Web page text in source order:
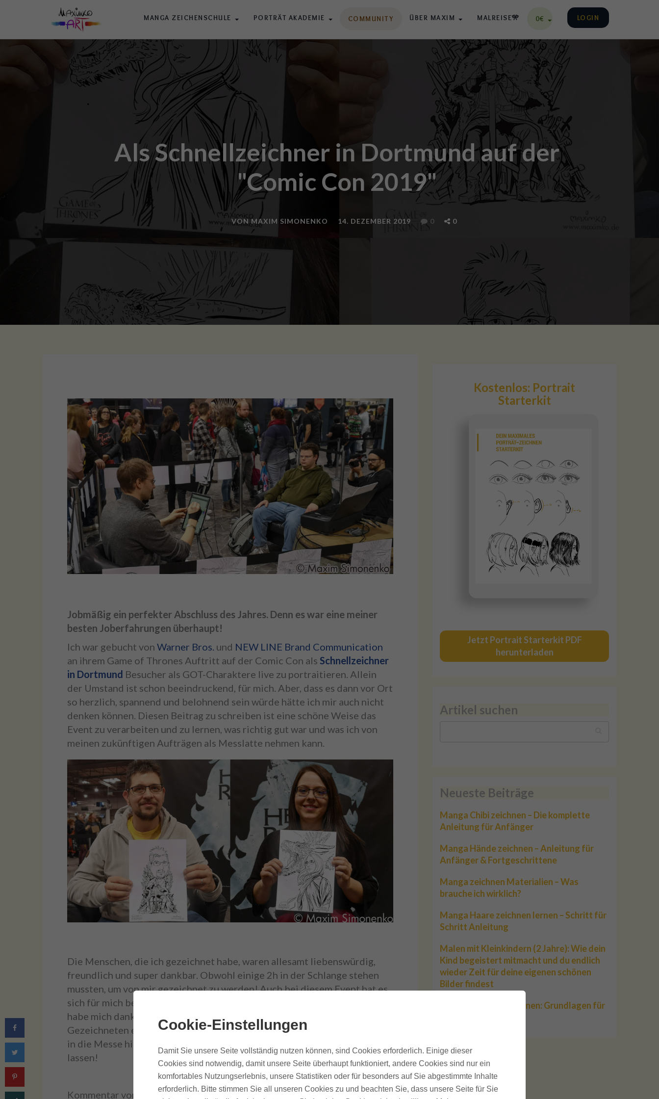
MANGA ZEICHENSCHULE PORTRÄT AKADEMIE COMMUNITY ÜBER MAXIM MALREISE🎌 0€ LOGIN
Als Schnellzeichner in Dortmund auf der
"Comic Con 2019"
VON MAXIM SIMONENKO 14. DEZEMBER 2019 0 0
Jobmäßig ein perfekter Abschluss des Jahres. Denn es war eine meiner
besten Joberfahrungen überhaupt!
Ich war gebucht von Warner Bros. und NEW LINE Brand Communication
an ihrem Game of Thrones Auftritt auf der Comic Con als Schnellzeichner
in Dortmund Besucher als GOT-Charaktere live zu portraitieren. Allein
der Umstand ist schon beeindruckend, für mich. Aber, dass es dann vor Ort
so herzlich, spannend und belohnend sein würde hätte ich mir auch nicht
denken können. Diesen Beitrag zu schreiben ist eine schöne Weise das
Event zu verarbeiten und zu lernen, was richtig gut war und was ich von
meinen zukünftigen Aufträgen als Messlatte nehmen kann.
Die Menschen, die ich gezeichnet habe, waren allesamt liebenswürdig,
freundlich und super dankbar. Obwohl einige 2h in der Schlange stehen
mussten, um von mir gezeichnet zu werden! Auch bei diesem Event hat es
sich für mich bestätigt: was ich ausstrahle, das bekomme ich zurück. Ich
habe mich dank der Organisatoren wohl gefühlt, dadurch hatten die
Gezeichneten ein tolles Zeichenerlebnis und das strahlte über den Stand
in die Messe hinaus. Einen tiefsten Dank an alle, die sich haben zeichnen
lassen!
Kommentar von Niels.Empire aufInstagram:
Kostenlos: Portrait
Starterkit
Jetzt Portrait Starterkit PDF
herunterladen
Artikel suchen
Neueste Beiträge
Manga Chibi zeichnen – Die komplette
Anleitung für Anfänger
Manga Hände zeichnen – Anleitung für
Anfänger & Fortgeschrittene
Manga zeichnen Materialien – Was
brauche ich wirklich?
Manga Haare zeichnen lernen – Schritt für
Schritt Anleitung
Malen mit Kleinkindern (2 Jahre): Wie dein
Kind begeistert mitmacht und du endlich
wieder Zeit für deine eigenen schönen
Bilder findest
Schatten zeichnen lernen: Grundlagen für
Cookie-Einstellungen
Damit Sie unsere Seite vollständig nutzen können, sind Cookies erforderlich. Einige dieser
Cookies sind notwendig, damit unsere Seite überhaupt funktioniert, andere Cookies sind nur ein
komfortables Nutzungserlebnis, unsere Statistiken oder für besonders auf Sie abgestimmte Inhalte
erforderlich. Bitte stimmen Sie all unseren Cookies zu und beachten Sie, dass unsere Seite für Sie